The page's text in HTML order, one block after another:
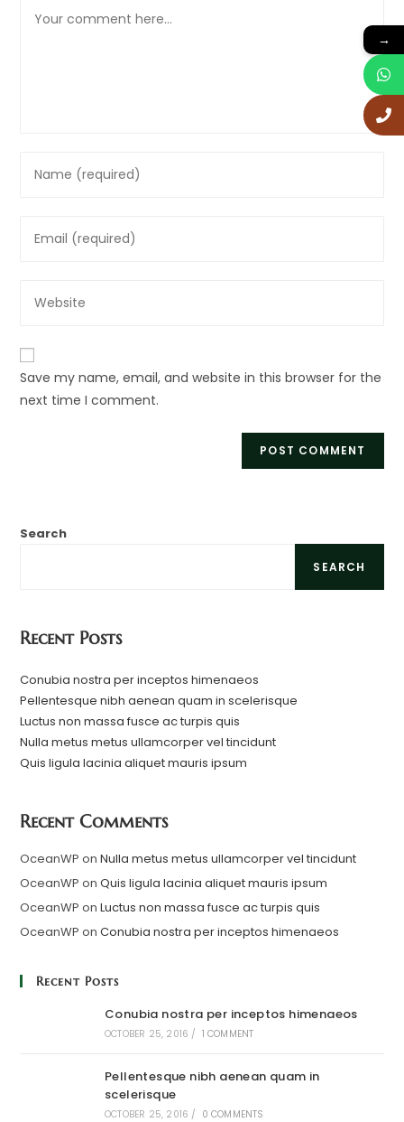
your
comment
your
address
your
URL
(optional)
Save my name, email, and website in this browser for the
next time I comment.
Search
SEARCH
Recent Posts
Conubia nostra per inceptos himenaeos
Pellentesque nibh aenean quam in scelerisque
Luctus non massa fusce ac turpis quis
Nulla metus metus ullamcorper vel tincidunt
Quis ligula lacinia aliquet mauris ipsum
Recent Comments
OceanWP onNulla metus metus ullamcorper vel tincidunt
OceanWP onQuis ligula lacinia aliquet mauris ipsum
OceanWP onLuctus non massa fusce ac turpis quis
OceanWP onConubia nostra per inceptos himenaeos
Recent Posts
Conubia nostra per inceptos himenaeos
OCTOBER 25, 2016 / 1 COMMENT
Pellentesque nibh aenean quam in
scelerisque
OCTOBER 25, 2016 / 0 COMMENTS
→